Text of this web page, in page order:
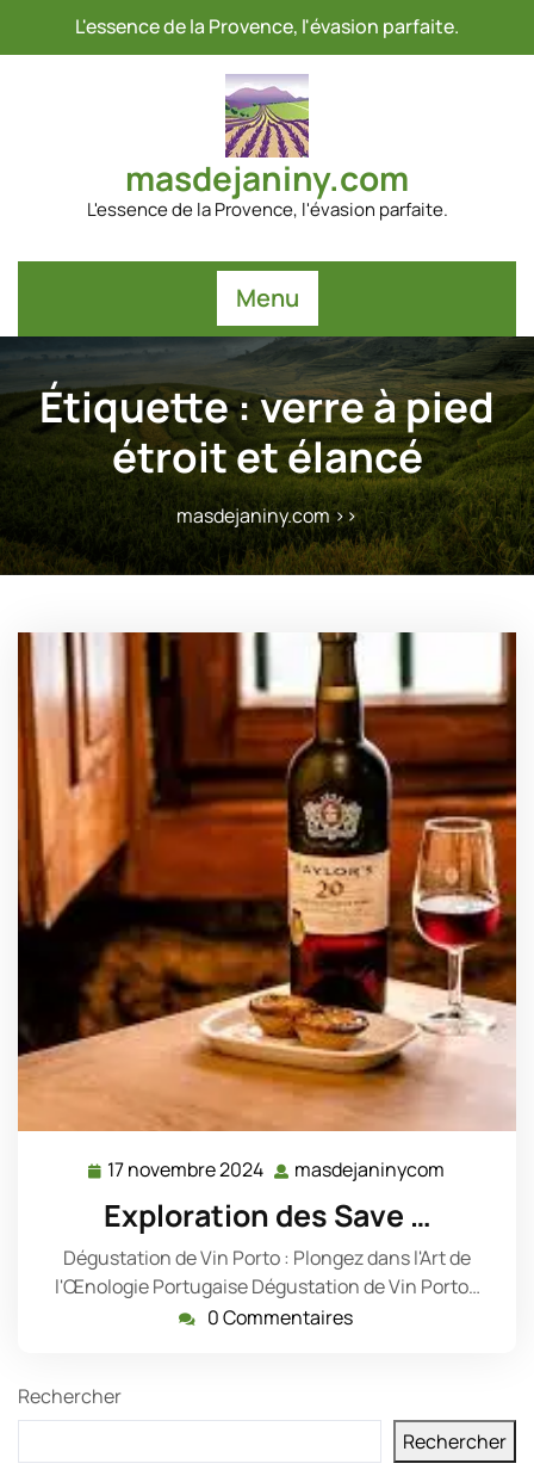
L'essence de la Provence, l'évasion parfaite.
masdejaniny.com
L'essence de la Provence, l'évasion parfaite.
Menu
Étiquette :verre à pied
étroit et élancé
masdejaniny.com>>
17 novembre 2024 17
novembre
2024
masdejaninycom
Exploration des Save …
Dégustation de Vin Porto : Plongez dans l'Art de
l'Œnologie Portugaise Dégustation de Vin Porto…
0 Commentaires
Rechercher
Rechercher